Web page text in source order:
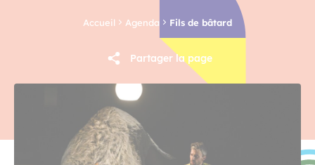
Accueil Agenda Fils de bâtard
Partager la page